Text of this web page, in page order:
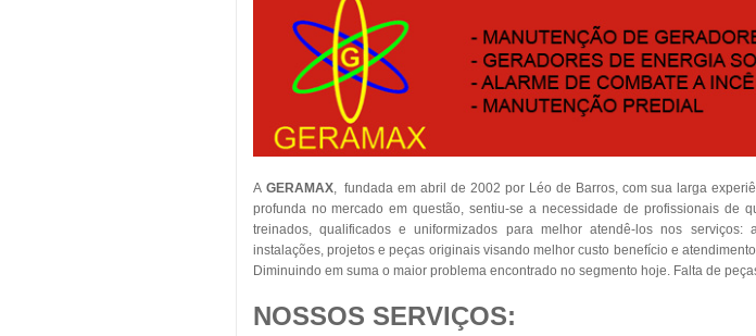
A GERAMAX, fundada em abril de 2002 por Léo de Barros, com sua larga
profunda no mercado em questão, sentiu-se a necessidade de profissionais de
treinados, qualificados e uniformizados para melhor atendê-los nos serviços:
instalações, projetos e peças originais visando melhor custo benefício e
Diminuindo em suma o maior problema encontrado no segmento hoje. Falta de
NOSSOS SERVIÇOS: